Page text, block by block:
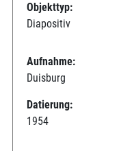
Objekttyp:
Diapositiv
Aufnahme:
Duisburg
Datierung:
1954